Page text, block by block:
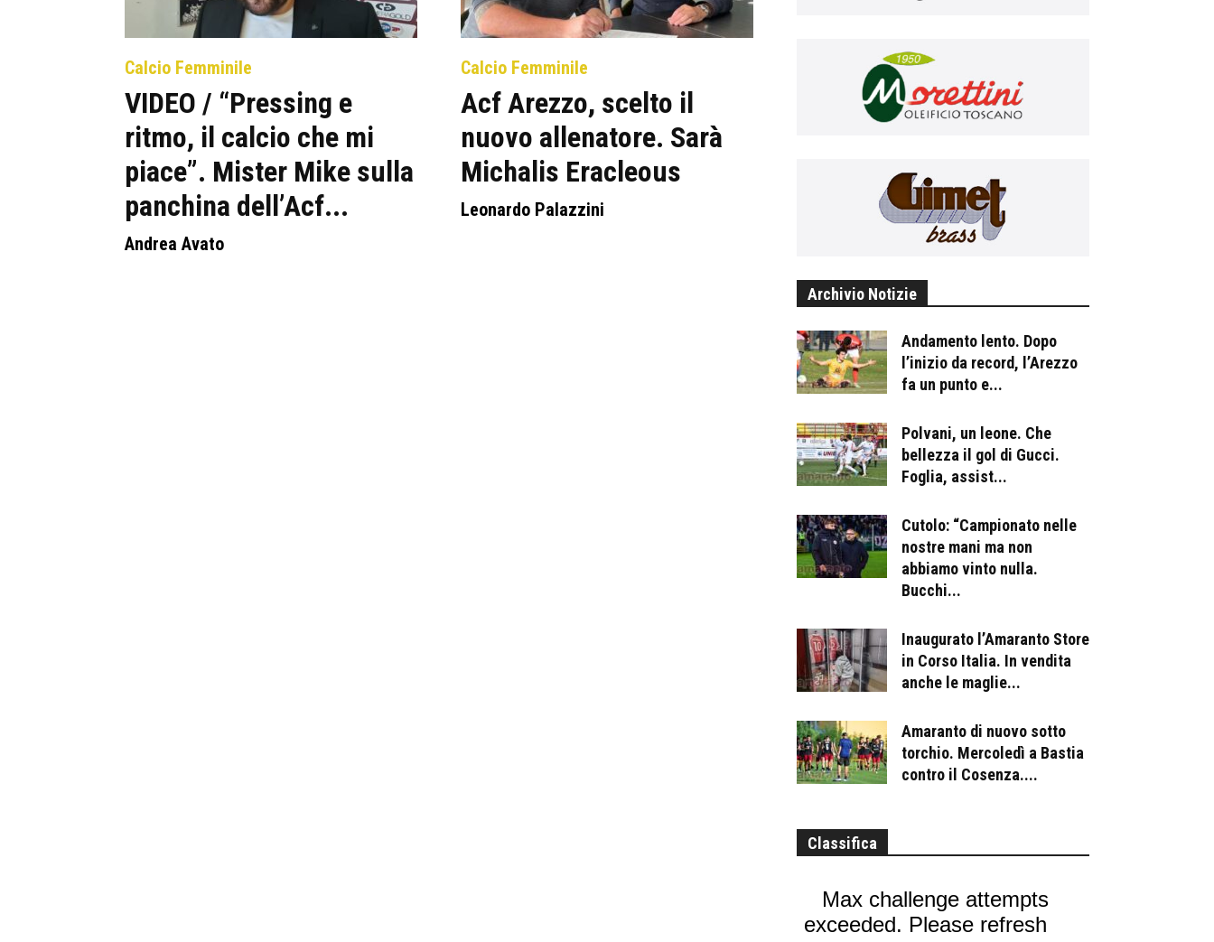
Calcio Femminile
VIDEO / “Pressing e
ritmo, il calcio che mi
piace”. Mister Mike sulla
panchina dell’Acf...
Andrea Avato
Calcio Femminile
Acf Arezzo, scelto il
nuovo allenatore. Sarà
Michalis Eracleous
Leonardo Palazzini
Archivio Notizie
Andamento lento. Dopo
l’inizio da record, l’Arezzo
fa un punto e...
Polvani, un leone. Che
bellezza il gol di Gucci.
Foglia, assist...
Cutolo: “Campionato nelle
nostre mani ma non
abbiamo vinto nulla.
Bucchi...
Inaugurato l’Amaranto Store
in Corso Italia. In vendita
anche le maglie...
Amaranto di nuovo sotto
torchio. Mercoledì a Bastia
contro il Cosenza....
Classifica